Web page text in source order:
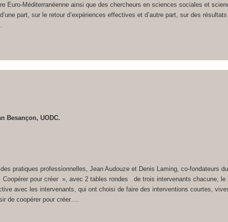
Euro-Méditerranéenne ainsi que des chercheurs en sciences sociales et
part, sur le retour d’expériences effectives et d’autre part, sur des
Besançon, UODC.
pratiques professionnelles, Jean Audouze et Denis Laming, co-fondateurs
pour créer », avec 2 tables rondes de trois intervenants chacune, le
avec les intervenants, qui ont choisi de faire des interventions courtes,
de coopérer pour créer….